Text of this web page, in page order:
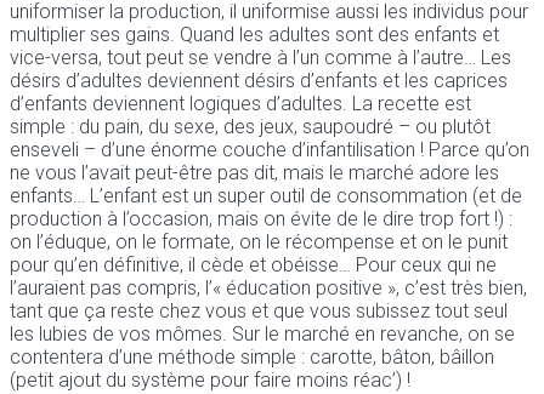
uniformiser la production, il uniformise aussi les individus pour
multiplier ses gains. Quand les adultes sont des enfants et
vice-versa, tout peut se vendre à l’un comme à l’autre… Les
désirs d’adultes deviennent désirs d’enfants et les caprices
d’enfants deviennent logiques d’adultes. La recette est
simple : du pain, du sexe, des jeux, saupoudré – ou plutôt
enseveli – d’une énorme couche d’infantilisation ! Parce qu’on
ne vous l’avait peut-être pas dit, mais le marché adore les
enfants… L’enfant est un super outil de consommation (et de
production à l’occasion, mais on évite de le dire trop fort !) :
on l’éduque, on le formate, on le récompense et on le punit
pour qu’en définitive, il cède et obéisse… Pour ceux qui ne
l’auraient pas compris, l’« éducation positive », c’est très bien,
tant que ça reste chez vous et que vous subissez tout seul
les lubies de vos mômes. Sur le marché en revanche, on se
contentera d’une méthode simple : carotte, bâton, bâillon
(petit ajout du système pour faire moins réac’) !